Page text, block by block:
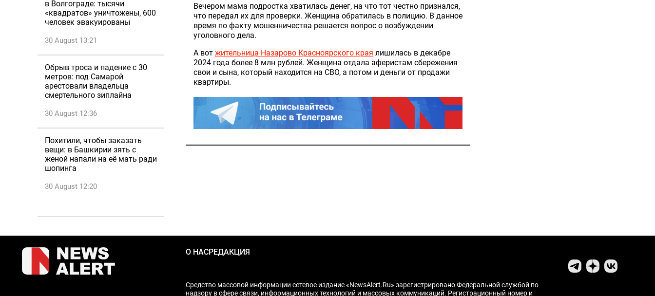
в Волгограде: тысячи
«квадратов» уничтожены, 600
человек эвакуированы
30 August 13:21
Обрыв троса и падение с 30
метров: под Самарой
арестовали владельца
смертельного зиплайна
30 August 12:36
Похитили, чтобы заказать
вещи: в Башкирии зять с
женой напали на её мать ради
шопинга
30 August 12:20
Вечером мама подростка хватилась денег, на что тот честно признался,
что передал их для проверки. Женщина обратилась в полицию. В данное
время по факту мошенничества решается вопрос о возбуждении
уголовного дела.
А вот жительница Назарово Красноярского края лишилась в декабре
2024 года более 8 млн рублей. Женщина отдала аферистам сбережения
свои и сына, который находится на СВО, а потом и деньги от продажи
квартиры.
О НАСРЕДАКЦИЯ
Средство массовой информации сетевое издание «NewsAlert.Ru» зарегистрировано Федеральной службой по
надзору в сфере связи, информационных технологий и массовых коммуникаций. Регистрационный номер и